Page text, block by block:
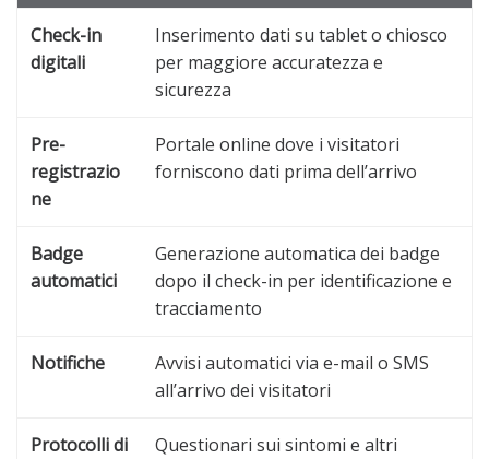
Check-in
digitali
Inserimento dati su tablet o chiosco
per maggiore accuratezza e
sicurezza
Pre-
registrazio
ne
Portale online dove i visitatori
forniscono dati prima dell’arrivo
Badge
automatici
Generazione automatica dei badge
dopo il check-in per identificazione e
tracciamento
Notifiche
Avvisi automatici via e-mail o SMS
all’arrivo dei visitatori
Protocolli di
Questionari sui sintomi e altri